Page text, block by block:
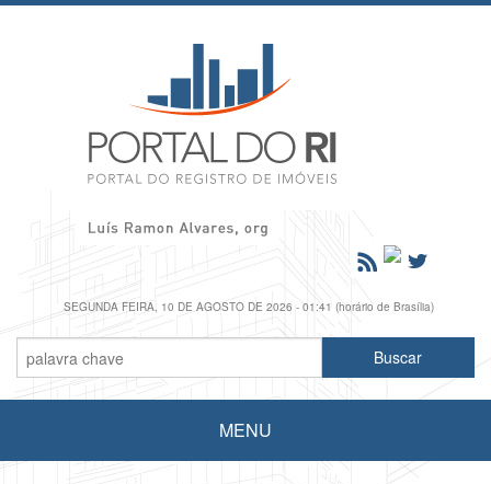
SEGUNDA FEIRA, 10 DE AGOSTO DE 2026 - 01:41 (horário de Brasília)
MENU